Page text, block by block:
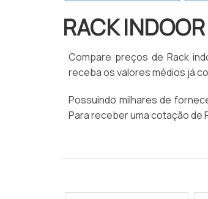
RACK INDOOR
Compare preços de Rack
receba os valores médios já
Possuindo milhares de
Para receber uma cotação de